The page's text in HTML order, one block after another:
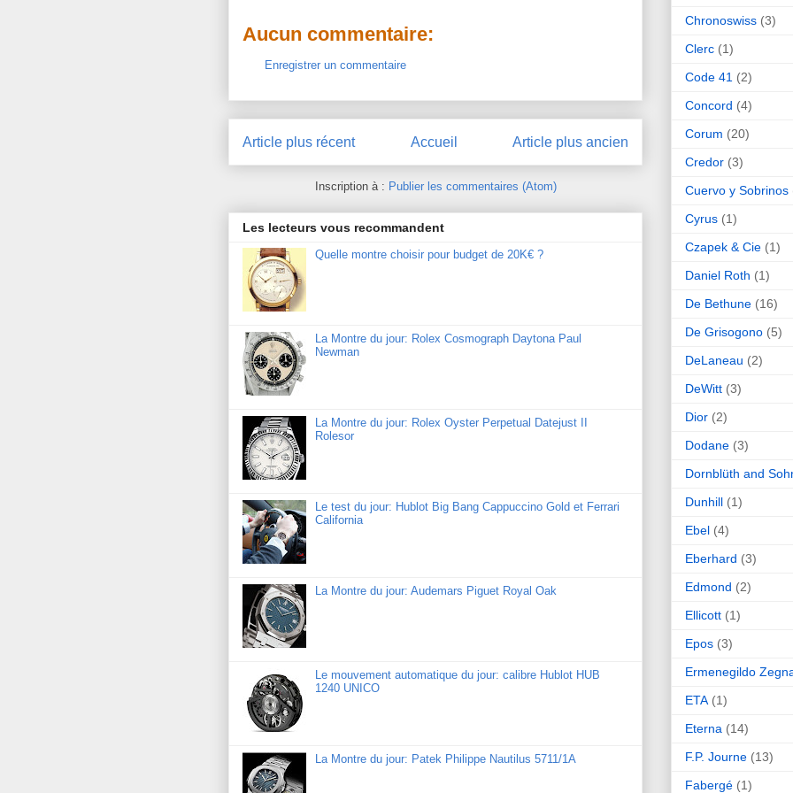
Aucun commentaire:
Enregistrer un commentaire
Article plus récent Article plus ancien
Accueil
Inscription à : Publier les commentaires (Atom)
Les lecteurs vous recommandent
Quelle montre choisir pour budget de 20K€ ?
La Montre du jour: Rolex Cosmograph Daytona Paul
Newman
La Montre du jour: Rolex Oyster Perpetual Datejust II
Rolesor
Le test du jour: Hublot Big Bang Cappuccino Gold et Ferrari
California
La Montre du jour: Audemars Piguet Royal Oak
Le mouvement automatique du jour: calibre Hublot HUB
1240 UNICO
La Montre du jour: Patek Philippe Nautilus 5711/1A
Chronoswiss (3)
Clerc (1)
Code 41 (2)
Concord (4)
Corum (20)
Credor (3)
Cuervo y Sobrinos
Cyrus (1)
Czapek & Cie (1)
Daniel Roth (1)
De Bethune (16)
De Grisogono (5)
DeLaneau (2)
DeWitt (3)
Dior (2)
Dodane (3)
Dornblüth and
Dunhill (1)
Ebel (4)
Eberhard (3)
Edmond (2)
Ellicott (1)
Epos (3)
Ermenegildo
ETA (1)
Eterna (14)
F.P. Journe (13)
Fabergé (1)